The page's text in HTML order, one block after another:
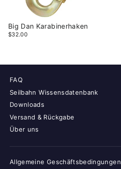
Big Dan Karabinerhaken
$32.00
FAQ
Seilbahn Wissensdatenbank
Downloads
Versand & Rückgabe
Über uns
Allgemeine Geschäftsbedingungen